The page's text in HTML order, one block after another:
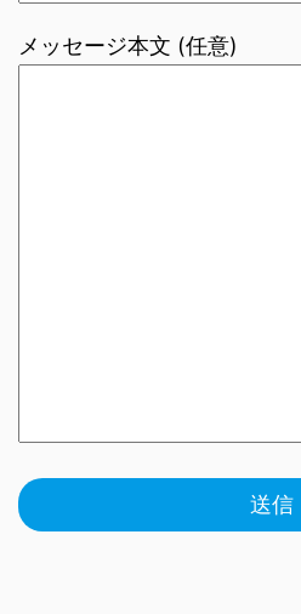
メッセージ本文 (任意)